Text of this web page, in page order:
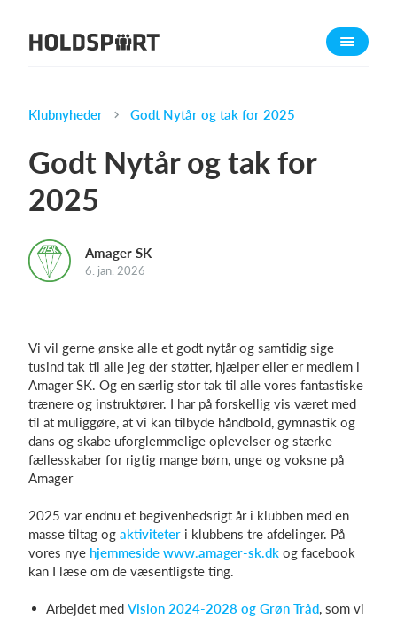
Om Holdsport
Presseomtale
Funktioner
Kontingentopkrævning
Billetsystem
Hvad koster det?
Log på
Klubnyheder Godt Nytår og tak for 2025
Godt Nytår og tak for
2025
Amager SK
6. jan. 2026
Vi vil gerne ønske alle et godt nytår og samtidig sige
tusind tak til alle jeg der støtter, hjælper eller er medlem i
Amager SK. Og en særlig stor tak til alle vores fantastiske
trænere og instruktører. I har på forskellig vis været med
til at muliggøre, at vi kan tilbyde håndbold, gymnastik og
dans og skabe uforglemmelige oplevelser og stærke
fællesskaber for rigtig mange børn, unge og voksne på
Amager
2025 var endnu et begivenhedsrigt år i klubben med en
masse tiltag og aktiviteter i klubbens tre afdelinger. På
vores nye hjemmeside www.amager-sk.dk og facebook
kan I læse om de væsentligste ting.
Arbejdet med Vision 2024-2028 og Grøn Tråd, som vi